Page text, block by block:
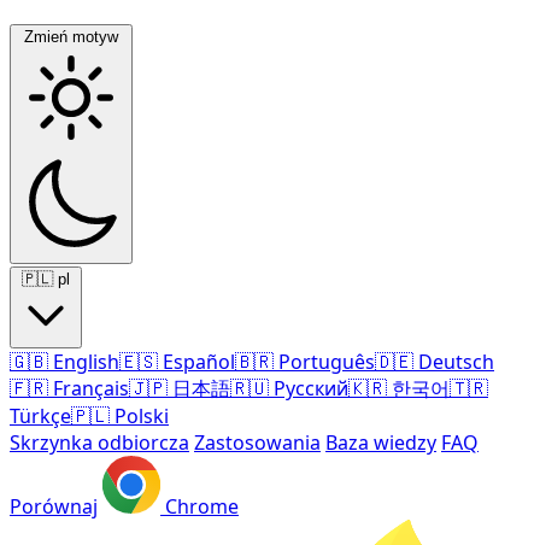
Zmień motyw
🇵🇱 pl
🇬🇧 English🇪🇸 Español🇧🇷 Português🇩🇪 Deutsch
🇫🇷 Français🇯🇵 日本語🇷🇺 Русский🇰🇷 한국어🇹🇷
Türkçe🇵🇱 Polski
Skrzynka odbiorcza Zastosowania Baza wiedzy FAQ
Porównaj Chrome